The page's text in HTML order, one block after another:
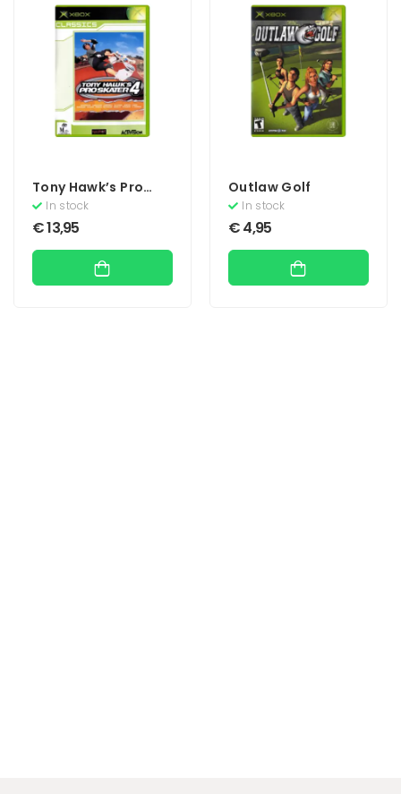
Tony Hawk’s Pro
Skater 4 (Classics)
In stock
€13,95
Outlaw Golf
In stock
€4,95